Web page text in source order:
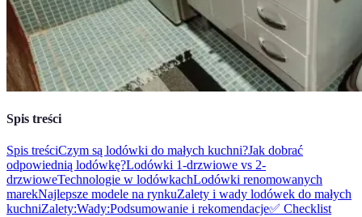
Spis treści
Spis treściCzym są lodówki do małych kuchni?Jak dobrać
odpowiednią lodówkę?Lodówki 1-drzwiowe vs 2-
drzwioweTechnologie w lodówkachLodówki renomowanych
marekNajlepsze modele na rynkuZalety i wady lodówek do małych
kuchniZalety:Wady:Podsumowanie i rekomendacje✅ Checklist